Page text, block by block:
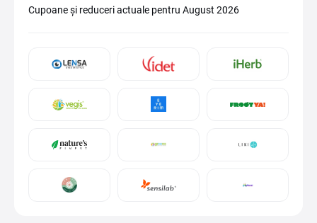
Cupoane și reduceri actuale pentru August 2026